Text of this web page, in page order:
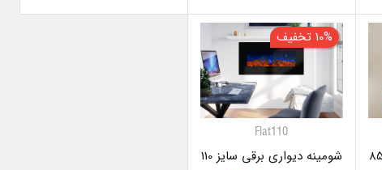
10% تخفیف
Flat110
شومینه دیواری برقی سایز 110